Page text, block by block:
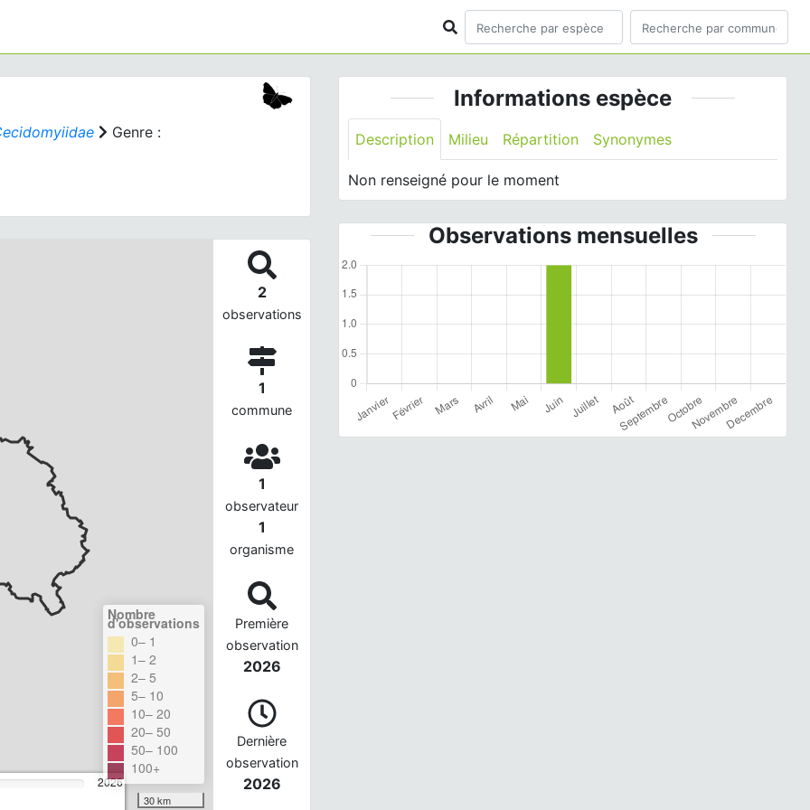
Genre :
2026
Nombre
d'observations
0– 1
1– 2
2– 5
5– 10
10– 20
20– 50
50– 100
100+
30 km
2
observations
1
commune
1
observateur
1
organisme
Première
observation
2026
Dernière
observation
2026
Informations espèce
Description Milieu Répartition Synonymes
Non renseigné pour le moment
Observations mensuelles